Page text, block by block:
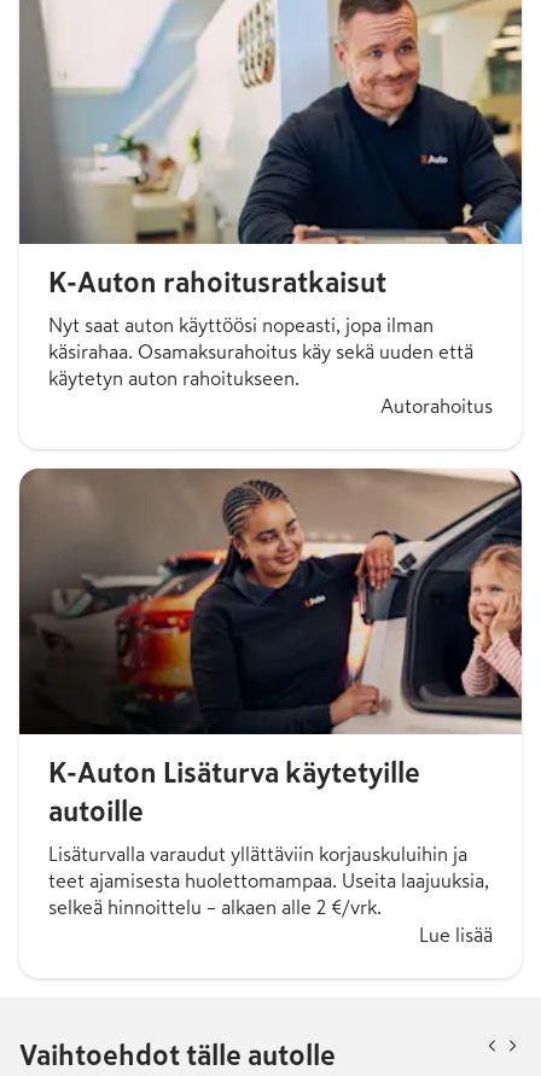
K-Auton rahoitusratkaisut
Nyt saat auton käyttöösi nopeasti, jopa ilman
käsirahaa. Osamaksurahoitus käy sekä uuden että
käytetyn auton rahoitukseen.
Autorahoitus
K-Auton Lisäturva käytetyille
autoille
Lisäturvalla varaudut yllättäviin korjauskuluihin ja
teet ajamisesta huolettomampaa. Useita laajuuksia,
selkeä hinnoittelu – alkaen alle 2 €/vrk.
Lue lisää
Vaihtoehdot tälle autolle